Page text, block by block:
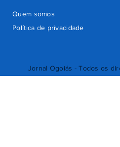
Jornal Ogoiás - Todos os
Quem somos
Política de privacidade